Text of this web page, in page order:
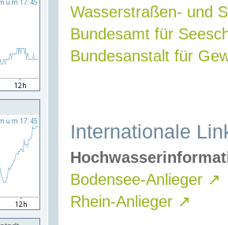
Wasserstraßen- und
Bundesamt für
Bundesanstalt für
Internationale
Bodensee-Anlieger ↗
Rhein-Anlieger ↗